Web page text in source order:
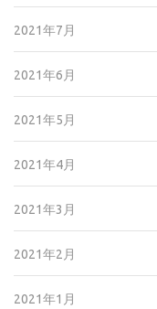
2021年7月
2021年6月
2021年5月
2021年4月
2021年3月
2021年2月
2021年1月